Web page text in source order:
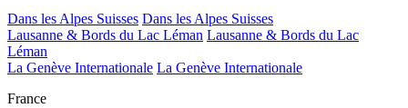
Dans les Alpes Suisses Dans les Alpes Suisses
Lausanne & Bords du Lac Léman Lausanne & Bords du Lac
Léman
La Genève Internationale La Genève Internationale
France